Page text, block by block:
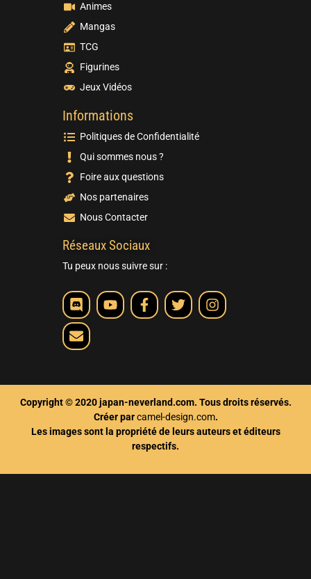
Animes
Mangas
TCG
Figurines
Jeux Vidéos
Informations
Politiques de Confidentialité
Qui sommes nous ?
Foire aux questions
Nos partenaires
Nous Contacter
Réseaux Sociaux
Tu peux nous suivre sur :
Copyright © 2020 japan-neverland.com. Tous droits réservés.
Créer parcamel-design.com.
Les images sont la propriété de leurs auteurs et éditeurs
respectifs.